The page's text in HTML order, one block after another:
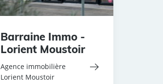
Barraine Immo -
Lorient Moustoir
Agence immobilière
Lorient Moustoir